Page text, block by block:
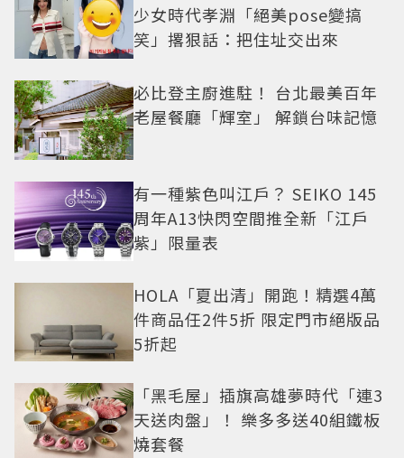
少女時代孝淵「絕美pose變搞
笑」撂狠話：把住址交出來
必比登主廚進駐！ 台北最美百年
老屋餐廳「輝室」 解鎖台味記憶
有一種紫色叫江戶？ SEIKO 145
周年A13快閃空間推全新「江戶
紫」限量表
HOLA「夏出清」開跑！精選4萬
件商品任2件5折 限定門市絕版品
5折起
「黑毛屋」插旗高雄夢時代「連3
天送肉盤」！ 樂多多送40組鐵板
燒套餐